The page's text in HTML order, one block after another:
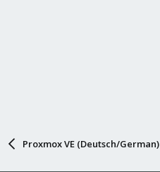
Proxmox VE (Deutsch/German)